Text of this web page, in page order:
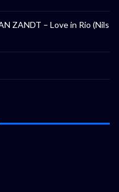
ZANDT – Love in Rio (Nils